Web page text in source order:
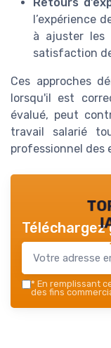
Retours
l’expérience
à ajuster les
satisfaction
Ces approches
lorsqu'il est
évalué, peut
travail salarié
professionnel des
* En remplissant
des fins